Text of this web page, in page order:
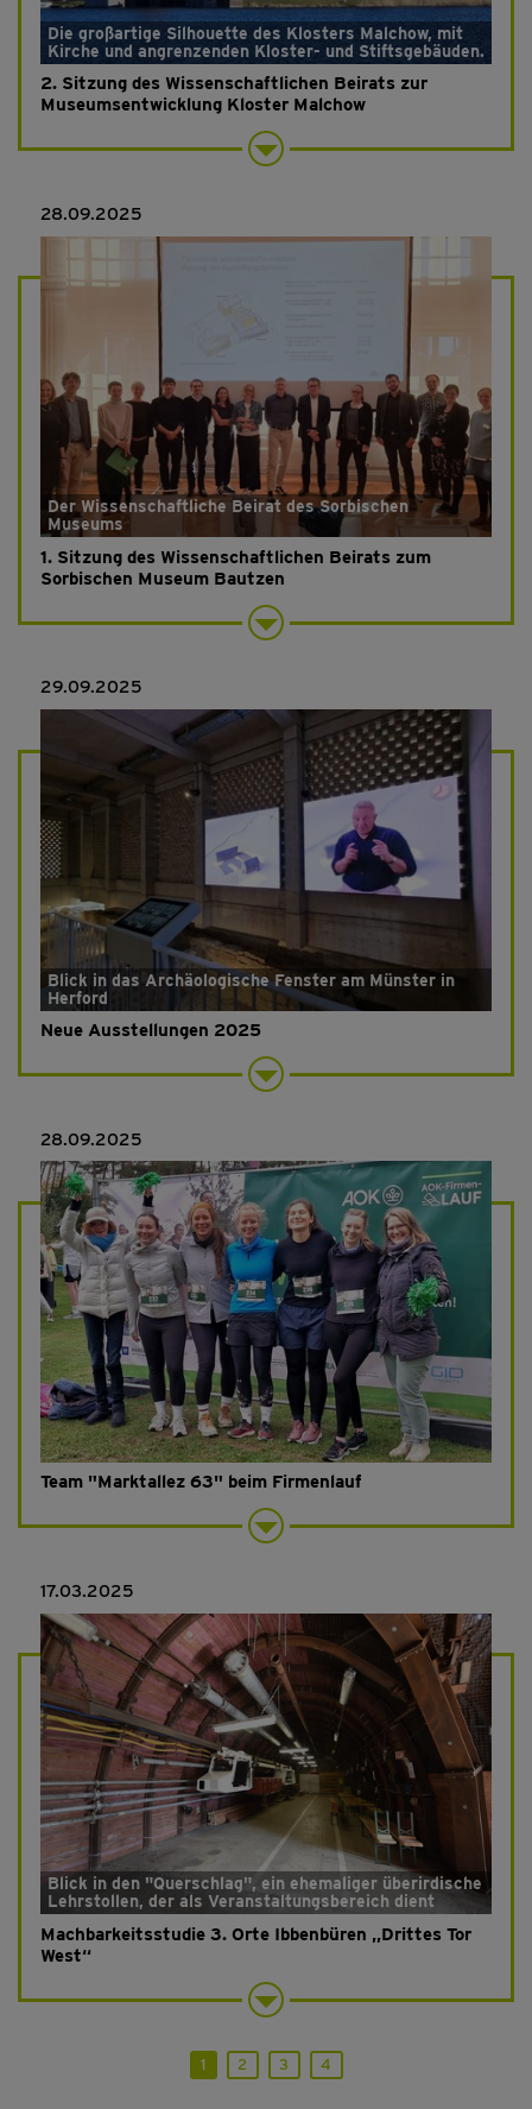
Die großartige Silhouette des Klosters Malchow, mit
Kirche und angrenzenden Kloster- und Stiftsgebäuden.
2. Sitzung des Wissenschaftlichen Beirats zur
Museumsentwicklung Kloster Malchow
28.09.2025
Der Wissenschaftliche Beirat des Sorbischen
Museums
1. Sitzung des Wissenschaftlichen Beirats zum
Sorbischen Museum Bautzen
29.09.2025
Blick in das Archäologische Fenster am Münster in
Herford
Neue Ausstellungen 2025
28.09.2025
Team "Marktallez 63" beim Firmenlauf
17.03.2025
Blick in den "Querschlag", ein ehemaliger überirdische
Lehrstollen, der als Veranstaltungsbereich dient
Machbarkeitsstudie 3. Orte Ibbenbüren „Drittes Tor
West“
1 2 3 4